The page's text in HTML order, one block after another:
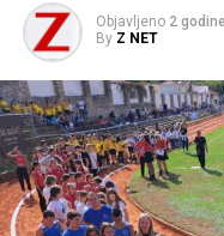
Objavljeno 2
By Z NET